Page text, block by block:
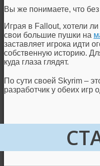
Вы же понимаете, что
Играя в Fallout, хотели
свои большие пушки на
заставляет игрока идти
собственную историю.
куда глаза глядят.
По сути своей Skyrim –
разработчик у обеих